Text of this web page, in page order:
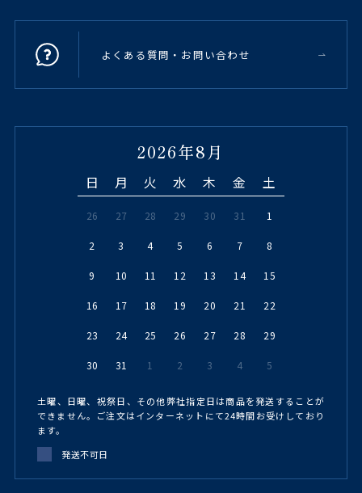
よくある質問・お問い合わせ
2026年8月
日 月 火 水 木 金 土
26 27 28 29 30 31 1
2 3 4 5 6 7 8
9 10 11 12 13 14 15
16 17 18 19 20 21 22
23 24 25 26 27 28 29
30 31 1 2 3 4 5
土曜、日曜、祝祭日、その他弊社指定日は商品を発送することが
できません。ご注文はインターネットにて24時間お受けしており
ます。
発送不可日